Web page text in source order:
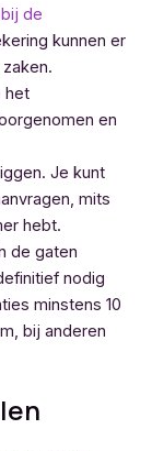
de
kunnen er
het
en
Je kunt
mits
hebt.
de gaten
nodig
minstens 10
bij anderen